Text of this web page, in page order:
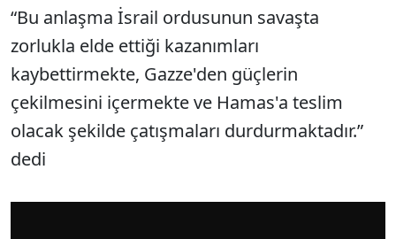
“Bu anlaşma İsrail ordusunun savaşta
zorlukla elde ettiği kazanımları
kaybettirmekte, Gazze'den güçlerin
çekilmesini içermekte ve Hamas'a teslim
olacak şekilde çatışmaları durdurmaktadır.”
dedi